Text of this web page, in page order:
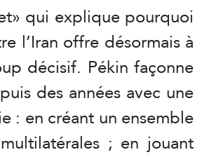
qui explique pourquoi
l’Iran offre désormais à
décisif. Pékin façonne
des années avec une
: en créant un ensemble
; en jouant